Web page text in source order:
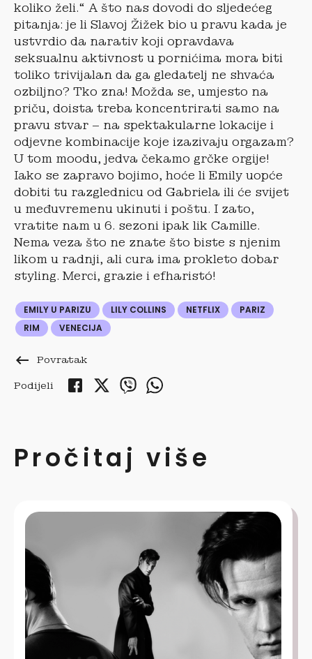
koliko želi.“ A što nas dovodi do sljedećeg
pitanja: je li Slavoj Žižek bio u pravu kada je
ustvrdio da narativ koji opravdava
seksualnu aktivnost u pornićima mora biti
toliko trivijalan da ga gledatelj ne shvaća
ozbiljno? Tko zna! Možda se, umjesto na
priču, doista treba koncentrirati samo na
pravu stvar – na spektakularne lokacije i
odjevne kombinacije koje izazivaju orgazam?
U tom moodu, jedva čekamo grčke orgije!
Iako se zapravo bojimo, hoće li Emily uopće
dobiti tu razglednicu od Gabriela ili će svijet
u međuvremenu ukinuti i poštu. I zato,
vratite nam u 6. sezoni ipak lik Camille.
Nema veza što ne znate što biste s njenim
likom u radnji, ali cura ima prokleto dobar
styling. Merci, grazie i efharistó!
EMILY U PARIZU LILY COLLINS NETFLIX
PARIZ
RIM
VENECIJA
keyboard_backspace Povratak
Podijeli
Pročitaj više